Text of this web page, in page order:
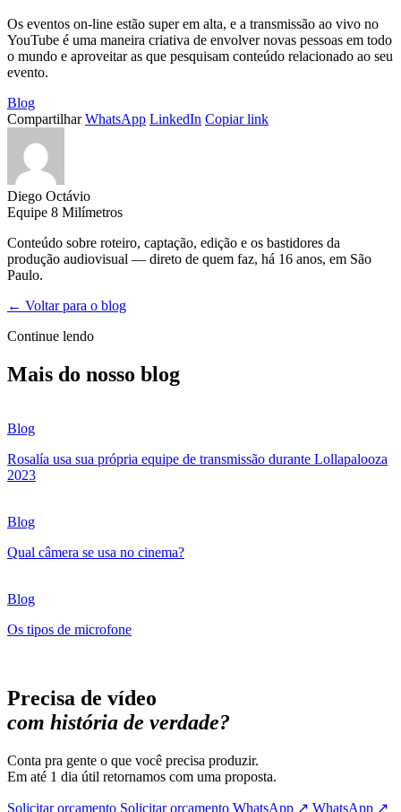
Os eventos on-line estão super em alta, e a transmissão ao vivo no
YouTube é uma maneira criativa de envolver novas pessoas em todo
o mundo e aproveitar as que pesquisam conteúdo relacionado ao seu
evento.
Blog
Compartilhar WhatsApp LinkedIn Copiar link
Diego Octávio
Equipe 8 Milímetros
Conteúdo sobre roteiro, captação, edição e os bastidores da
produção audiovisual — direto de quem faz, há 16 anos, em São
Paulo.
← Voltar para o blog
Continue lendo
Mais do nosso blog
Blog
Rosalía usa sua própria equipe de transmissão durante Lollapalooza
2023
Blog
Qual câmera se usa no cinema?
Blog
Os tipos de microfone
Precisa de vídeo
com história de verdade?
Conta pra gente o que você precisa produzir.
Em até 1 dia útil retornamos com uma proposta.
Solicitar orçamento Solicitar orçamento WhatsApp ↗ WhatsApp ↗